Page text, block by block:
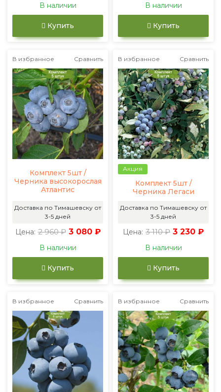
В наличии
Купить
В наличии
Купить
В избранное Сравнить
Комплект 5шт /
Черника высокорослая
Атлантис
Доставка по Тимашевску от
3-5 дней
Цена: 2 960 ₽ 3 080 ₽
В наличии
Купить
В избранное Сравнить
Акция
Комплект 5шт /
Черника Легаси
Доставка по Тимашевску от
3-5 дней
Цена: 3 110 ₽ 3 230 ₽
В наличии
Купить
В избранное Сравнить В избранное Сравнить